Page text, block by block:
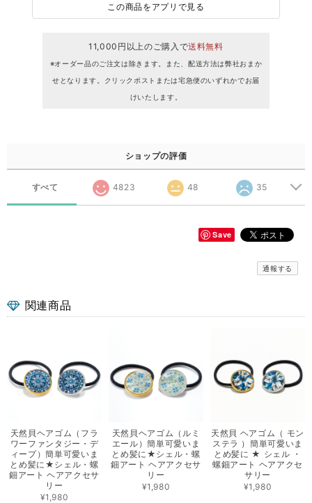
この商品をアプリで見る
11,000円以上のご購入で送料無料
※オーダー品のご注文は除きます。また、配送方法は弊社おまか
せとなります。クリックポストまたは宅急便のいずれかでお届
けいたします。
ショップの評価
すべて 4823 48 35
Save
通報する
関連商品
天然貝ヘアゴム（フラ
ワーファンタジー・デ
ィープ）簡単可愛いま
とめ髪に★シェル・螺
鈿アート ヘアアクセサ
リー
¥1,980
天然貝ヘアゴム（ルミ
エール）簡単可愛いま
とめ髪に★シェル・螺
鈿アート ヘアアクセサ
リー
¥1,980
天然貝 ヘアゴム（ モン
ステラ ）簡単可愛いま
とめ髪に ★ シェル ・
螺鈿アート ヘアアクセ
サリー
¥1,980